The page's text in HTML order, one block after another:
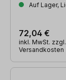
Auf Lager,
72,04 €
inkl. MwSt. zzgl.
Versandkosten